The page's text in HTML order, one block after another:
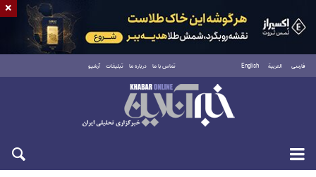
فارسی العربية English تماس با ما درباره ما تبلیغات آرشیو
جمعه ۱۶ مرداد ۱۴۰۵
×